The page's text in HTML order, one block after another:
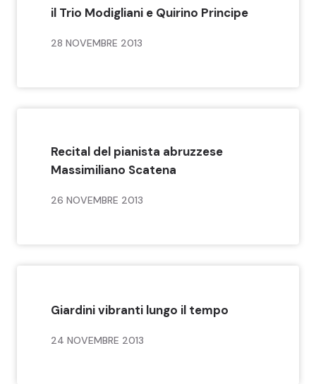
il Trio Modigliani e Quirino Principe
28 NOVEMBRE 2013
Recital del pianista abruzzese
Massimiliano Scatena
26 NOVEMBRE 2013
Giardini vibranti lungo il tempo
24 NOVEMBRE 2013